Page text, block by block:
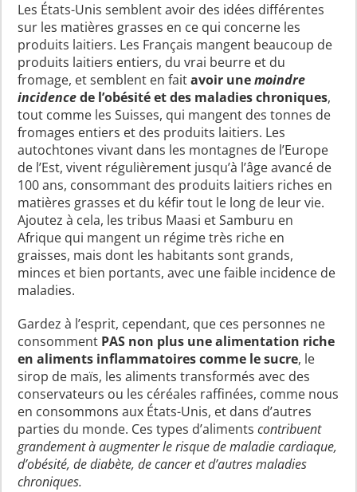
Les États-Unis semblent avoir des idées différentes
sur les matières grasses en ce qui concerne les
produits laitiers. Les Français mangent beaucoup de
produits laitiers entiers, du vrai beurre et du
fromage, et semblent en faitavoir unemoindre
incidencede l’obésité et des maladies chroniques,
tout comme les Suisses, qui mangent des tonnes de
fromages entiers et des produits laitiers. Les
autochtones vivant dans les montagnes de l’Europe
de l’Est, vivent régulièrement jusqu’à l’âge avancé de
100 ans, consommant des produits laitiers riches en
matières grasses et du kéfir tout le long de leur vie.
Ajoutez à cela, les tribus Maasi et Samburu en
Afrique qui mangent un régime très riche en
graisses, mais dont les habitants sont grands,
minces et bien portants, avec une faible incidence de
maladies.
Gardez à l’esprit, cependant, que ces personnes ne
consomment PAS non plus une alimentation riche
en aliments inflammatoires comme le sucre, le
sirop de maïs, les aliments transformés avec des
conservateurs ou les céréales raffinées, comme nous
en consommons aux États-Unis, et dans d’autres
parties du monde. Ces types d’alimentscontribuent
grandement à augmenter le risque de maladie cardiaque,
d’obésité, de diabète, de cancer et d’autres maladies
chroniques.